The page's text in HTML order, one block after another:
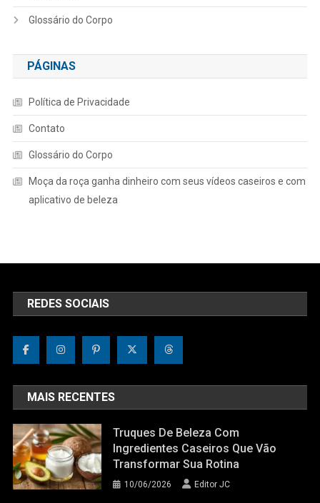
Glossário do Corpo
PÁGINAS
Política de Privacidade
Contato
Glossário do Corpo
Moça da roça ganha dinheiro com seus vídeos caseiros e com
aplicativo de beleza
REDES SOCIAIS
MAIS RECENTES
Truques De Beleza Com
Ingredientes Caseiros Que Vão
Transformar Sua Rotina
10/06/2026 Editor JC